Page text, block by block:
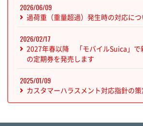
経塚駅
浦添前田駅
経塚駅
浦添前田駅
経塚駅
浦添前田駅
2026/06/09
過荷重（重量超過）発生時の対応につ
2026/02/17
2027年春以降 「モバイルSuica」で
の定期券を発売します
2025/01/09
カスタマーハラスメント対応指針の